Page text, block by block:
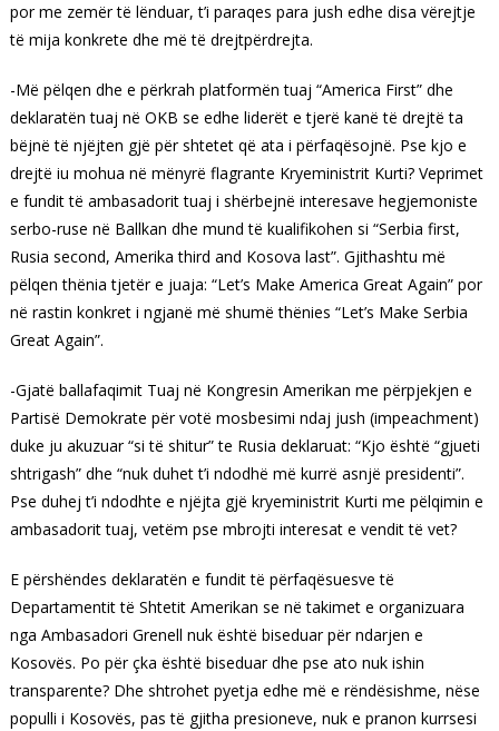
por me zemër të lënduar, t’i paraqes para jush edhe disa vërejtje
të mija konkrete dhe më të drejtpërdrejta.
-Më pëlqen dhe e përkrah platformën tuaj “America First” dhe
deklaratën tuaj në OKB se edhe liderët e tjerë kanë të drejtë ta
bëjnë të njëjten gjë për shtetet që ata i përfaqësojnë. Pse kjo e
drejtë iu mohua në mënyrë flagrante Kryeministrit Kurti? Veprimet
e fundit të ambasadorit tuaj i shërbejnë interesave hegjemoniste
serbo-ruse në Ballkan dhe mund të kualifikohen si “Serbia first,
Rusia second, Amerika third and Kosova last”. Gjithashtu më
pëlqen thënia tjetër e juaja: “Let’s Make America Great Again” por
në rastin konkret i ngjanë më shumë thënies “Let’s Make Serbia
Great Again”.
-Gjatë ballafaqimit Tuaj në Kongresin Amerikan me përpjekjen e
Partisë Demokrate për votë mosbesimi ndaj jush (impeachment)
duke ju akuzuar “si të shitur” te Rusia deklaruat: “Kjo është “gjueti
shtrigash” dhe “nuk duhet t’i ndodhë më kurrë asnjë presidenti”.
Pse duhej t’i ndodhte e njëjta gjë kryeministrit Kurti me pëlqimin e
ambasadorit tuaj, vetëm pse mbrojti interesat e vendit të vet?
E përshëndes deklaratën e fundit të përfaqësuesve të
Departamentit të Shtetit Amerikan se në takimet e organizuara
nga Ambasadori Grenell nuk është biseduar për ndarjen e
Kosovës. Po për çka është biseduar dhe pse ato nuk ishin
transparente? Dhe shtrohet pyetja edhe më e rëndësishme, nëse
populli i Kosovës, pas të gjitha presioneve, nuk e pranon kurrsesi